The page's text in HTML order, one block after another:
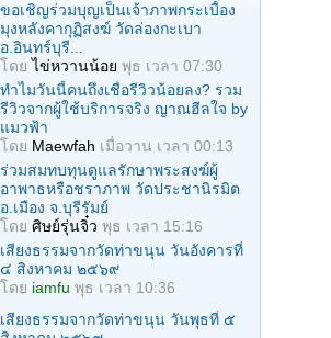
ขอเชิญร่วมบุญเป็นเจ้าภาพกระเบื้อง
มุงหลังคากุฏิสงฆ์ วัดล่องกะเบา
อ.อินทร์บุรี...
โดยไข่หวานน้อย พุธ เวลา 07:30
ทำไมวันนี้คนถึงเชื่อรีวิวน้อยลง? รวม
รีวิวจากผู้ใช้บริการจริง ญาณฮีลใจ by
แมวฟ้า
โดย Maewfah เมื่อวาน เวลา 00:13
ร่วมสมทบทุนดูแลรักษาพระสงฆ์ผู้
อาพาธหรือชราภาพ วัดประชานิรมิต
อ.เมือง จ.บุรีรัมย์
โดย ศิษย์รุ่นจิ๋ว พุธ เวลา 15:16
เสียงธรรมจากวัดท่าขนุน วันอังคารที่
๔ สิงหาคม ๒๕๖๙
โดย iamfu พุธ เวลา 10:36
เสียงธรรมจากวัดท่าขนุน วันพุธที่ ๕